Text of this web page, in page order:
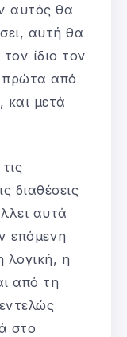
αυτός θα
αυτή θα
ίδιο τον
πρώτα από
και μετά
διαθέσεις
αυτά
επόμενη
η
από τη
στο